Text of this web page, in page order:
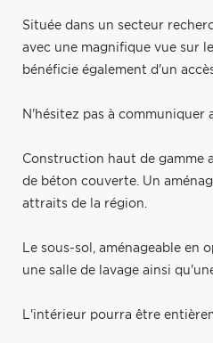
Située dans un secteur
avec une magnifique vue sur
bénéficie également d'un
N'hésitez pas à
Construction haut de gamme
de béton couverte. Un
attraits de la région.
Le sous-sol, aménageable en
une salle de lavage ainsi
L'intérieur pourra être